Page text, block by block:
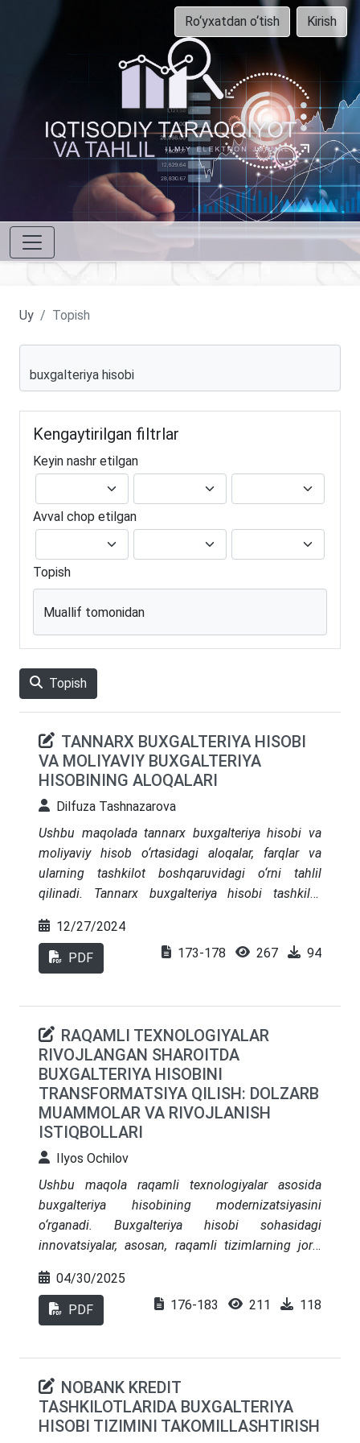
Ro‘yxatdan o‘tish Kirish
Uy Topish
Kengaytirilgan filtrlar
Keyin nashr etilgan
Avval chop etilgan
Topish
Muallif tomonidan
Topish
TANNARX BUXGALTERIYA HISOBI
VA MOLIYAVIY BUXGALTERIYA
HISOBINING ALOQALARI
Dilfuza Tashnazarova
Ushbu maqolada tannarx buxgalteriya hisobi va
moliyaviy hisob o‘rtasidagi aloqalar, farqlar va
ularning tashkilot boshqaruvidagi o‘rni tahlil
qilinadi. Tannarx buxgalteriya hisobi tashkilot
uchun ma’lumotlar taqdim etsa, moliyaviy hisob
tashqi tomonlarga korxonaning moliyaviy holatini
aks ettiradi. Maqolada tannarx buxgalteriya hisobi
taqqoslanishi keltirilgan. Shuningdek, ularning bir-
birini qanday to‘ldirishi va korxonaning umumiy
samaradorligini oshirishga xizmat qilishi ochib
berilgan. Maqola menejerlar, buxgalterlar va
tadqiqotchilar uchun dolzarb va amaliy
ahamiyatga ega.
12/27/2024
PDF 173-178 267 94
RAQAMLI TEXNOLOGIYALAR
RIVOJLANGAN SHAROITDA
BUXGALTERIYA HISOBINI
TRANSFORMATSIYA QILISH: DOLZARB
MUAMMOLAR VA RIVOJLANISH
ISTIQBOLLARI
Ilyos Ochilov
Ushbu maqola raqamli texnologiyalar asosida
buxgalteriya hisobining modernizatsiyasini
o‘rganadi. Buxgalteriya hisobi sohasidagi
innovatsiyalar, asosan, raqamli tizimlarning joriy
samaradorligini oshirishga qaratilgan. Maqolada
buxgalteriya hisobining raqamli transformatsiyasi
jarayonidagi asosiy muammolar va imkoniyatlar
blokcheyn texnologiyalari orqali buxgalteriya
amaliyotining samaradorligini oshirish, xatoliklarni
kamaytirish, va vaqtni tejash imkoniyatlari ko‘rib
04/30/2025
PDF 176-183 211 118
NOBANK KREDIT
TASHKILOTLARIDA BUXGALTERIYA
HISOBI TIZIMINI TAKOMILLASHTIRISH